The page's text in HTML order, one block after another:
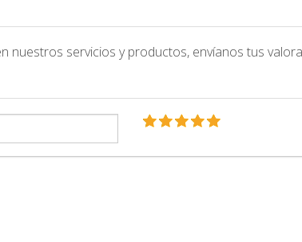
nuestros servicios y productos, envíanos tus